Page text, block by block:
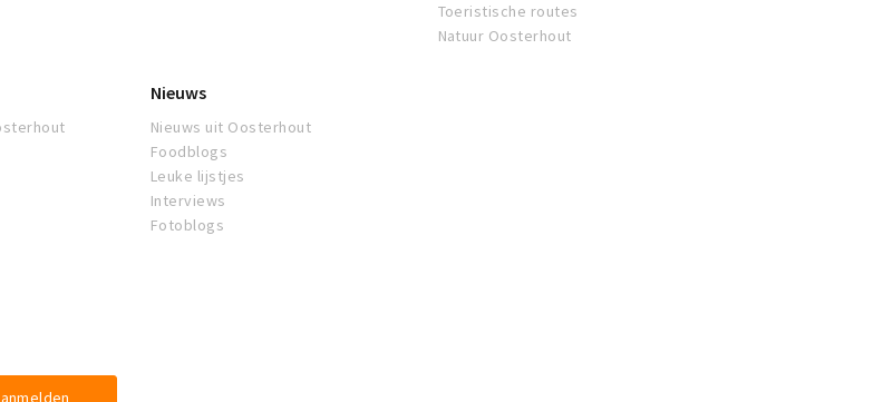
Toeristische routes
Natuur Oosterhout
Nieuws
Nieuws uit Oosterhout
Foodblogs
Leuke lijstjes
Interviews
Fotoblogs